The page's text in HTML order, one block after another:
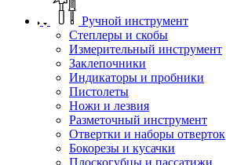
Ручной инструмент
Степлеры и скобы
Измерительный инструмент
Заклепочники
Индикаторы и пробники
Пистолеты
Ножи и лезвия
Разметочный инструмент
Отвертки и наборы отверток
Бокорезы и кусачки
Плоскогубцы и пассатижи